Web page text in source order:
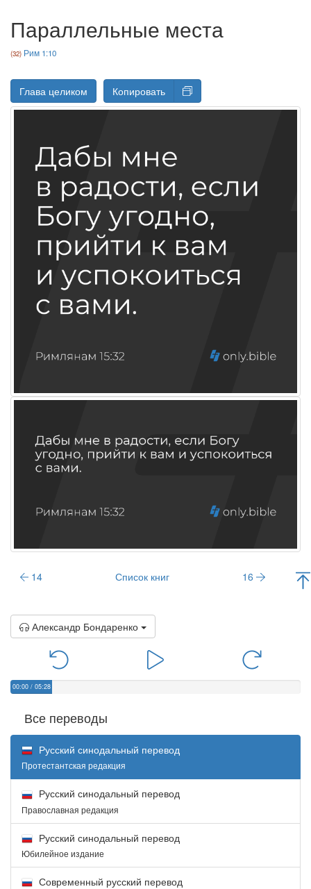
Параллельные места
Рим 1:10
Глава целиком Копировать
14 Список книг 16
Александр Бондаренко
00:00 / 05:28
Все переводы
Русский синодальный перевод
Протестантская редакция
Русский синодальный перевод
Православная редакция
Русский синодальный перевод
Юбилейное издание
Современный русский перевод